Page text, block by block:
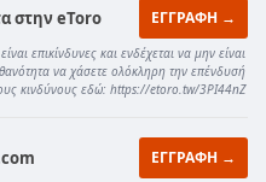
στην eToro ΕΓΓΡΑΦΗ →
επικίνδυνες και ενδέχεται να μην είναι
να χάσετε ολόκληρη την επένδυσή
κινδύνους εδώ: https://etoro.tw/3PI44nZ
ΕΓΓΡΑΦΗ →